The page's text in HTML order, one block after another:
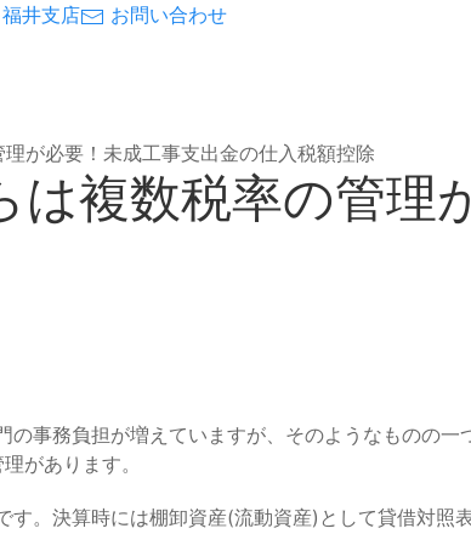
福井支店
お問い合わせ
が必要！未成工事支出金の仕入税額控除
複数税率の管理
事務負担が増えていますが、そのようなものの
があります。
。決算時には棚卸資産(流動資産)として貸借対